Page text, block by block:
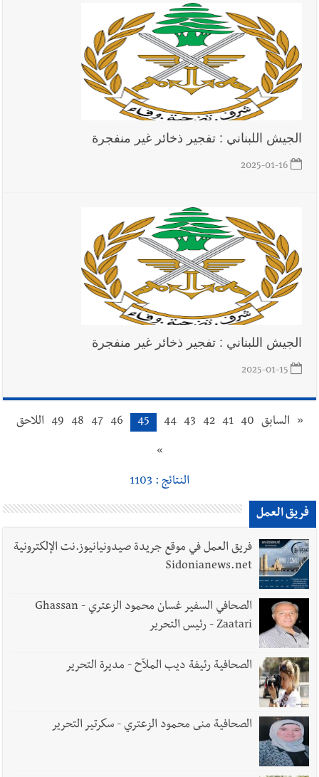
الجيش اللبناني : تفجير ذخائر غير منفجرة
2025-01-16
الجيش اللبناني : تفجير ذخائر غير منفجرة
2025-01-15
« السابق 40
41
42
43
44
45
46
47
48
49 اللاحق
»
النتائج : 1103
فريق العمل
فريق العمل في موقع جريدة صيدونيانيوز.نت الإلكترونية
Sidonianews.net
الصحافي السفير غسان محمود الزعتري - Ghassan
Zaatari - رئيس التحرير
الصحافية رئيفة ديب الملاّح - مديرة التحرير
الصحافية منى محمود الزعتري - سكرتير التحرير